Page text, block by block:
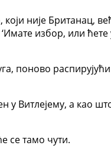
није Британац,
избор, или ћете
поново
у Витлејему, а као
се тамо чути.